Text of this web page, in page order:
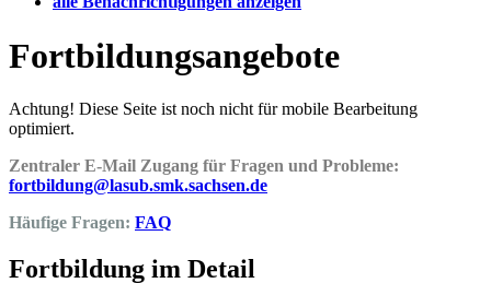
Fortbildungsangebote
Achtung! Diese Seite ist noch nicht für mobile Bearbeitung
optimiert.
Zentraler E-Mail Zugang für Fragen und Probleme:
fortbildung@lasub.smk.sachsen.de
Häufige Fragen: FAQ
Fortbildung im Detail